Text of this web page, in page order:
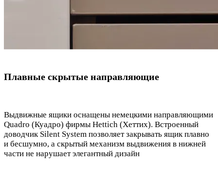
Плавные скрытые направляющие
Выдвижные ящики оснащены немецкими направляющими
Quadro (Куадро) фирмы Hettich (Хеттих). Встроенный
доводчик Silent System позволяет закрывать ящик плавно
и бесшумно, а скрытый механизм выдвижения в нижней
части не нарушает элегантный дизайн